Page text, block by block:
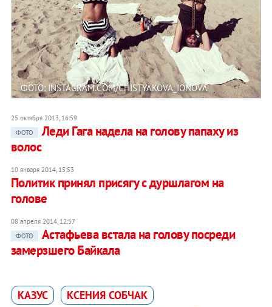
ФОТО: INSTAGRAM.COM/CHISTYAKOVA_IONOVA
25 октября 2013, 16:59
ФОТО
Леди Гага надела на голову папаху из
волос
10 января 2014, 15:53
Политик принял присягу с дуршлагом на
голове
08 апреля 2014, 12:57
ФОТО
Астафьева встала на голову посреди
замерзшего Байкала
КАЗУС
КСЕНИЯ СОБЧАК